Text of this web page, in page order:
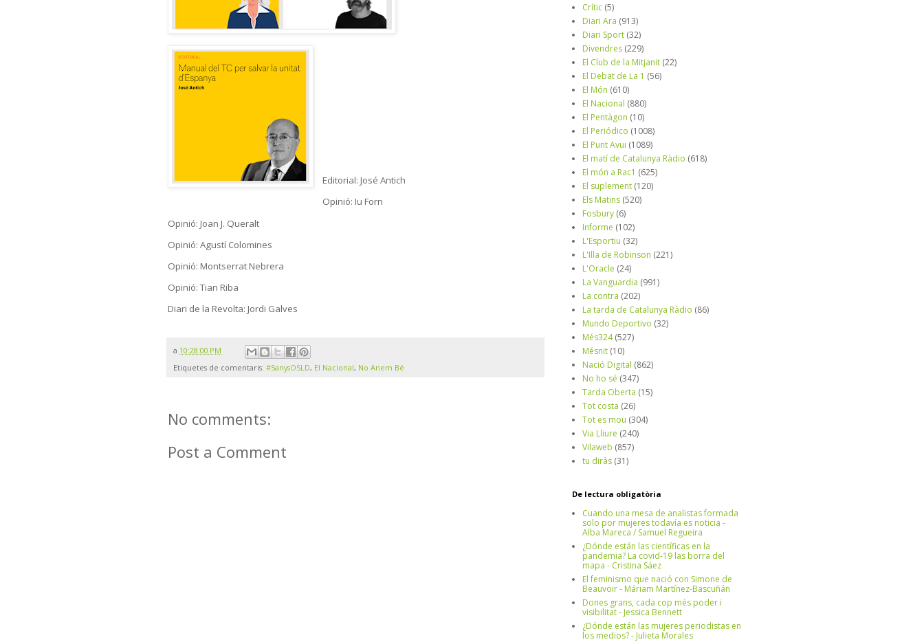
Editorial: José Antich
Opinió: Iu Forn
Opinió: Joan J. Queralt
Opinió: Agustí Colomines
Opinió: Montserrat Nebrera
Opinió: Tian Riba
Diari de la Revolta: Jordi Galves
a 10:28:00 PM
Etiquetes de comentaris: #5anysOSLD, El Nacional, No Anem Bé
No comments:
Post a Comment
Crític (5)
Diari Ara (913)
Diari Sport (32)
Divendres (229)
El Club de la Mitjanit (22)
El Debat de La 1 (56)
El Món (610)
El Nacional (880)
El Pentàgon (10)
El Periódico (1008)
El Punt Avui (1089)
El matí de Catalunya Ràdio (618)
El món a Rac1 (625)
El suplement (120)
Els Matins (520)
Fosbury (6)
Informe (102)
L'Esportiu (32)
L'Illa de Robinson (221)
L'Oracle (24)
La Vanguardia (991)
La contra (202)
La tarda de Catalunya Ràdio (86)
Mundo Deportivo (32)
Més324 (527)
Mésnit (10)
Nació Digital (862)
No ho sé (347)
Tarda Oberta (15)
Tot costa (26)
Tot es mou (304)
Via Lliure (240)
Vilaweb (857)
tu diràs (31)
De lectura obligatòria
Cuando una mesa de analistas formada
solo por mujeres todavía es noticia -
Alba Mareca / Samuel Regueira
¿Dónde están las científicas en la
pandemia? La covid-19 las borra del
mapa - Cristina Sáez
El feminismo que nació con Simone de
Beauvoir - Máriam Martínez-Bascuñán
Dones grans, cada cop més poder i
visibilitat - Jessica Bennett
¿Dónde están las mujeres periodistas en
los medios? - Julieta Morales